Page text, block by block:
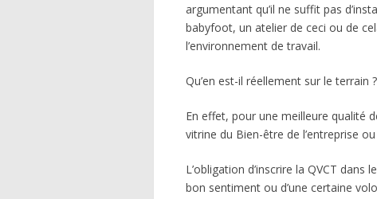
argumentant qu’il ne suffit pas
babyfoot, un atelier de ceci ou de
l’environnement de travail.
Qu’en est-il réellement sur le terrain ?
En effet, pour une meilleure qualité
vitrine du Bien-être de l’entreprise
L’obligation d’inscrire la QVCT
bon sentiment ou d’une certaine